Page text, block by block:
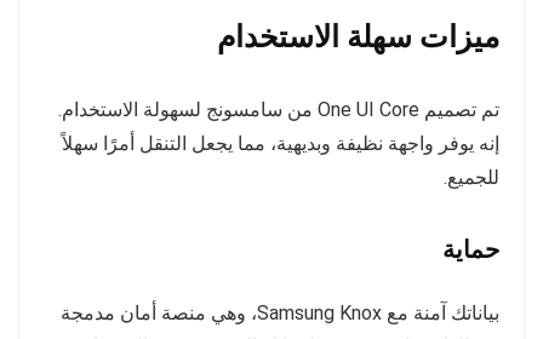
ميزات سهلة الاستخدام
تم تصميم One UI Core من سامسونج لسهولة الاستخدام.
إنه يوفر واجهة نظيفة وبديهية، مما يجعل التنقل أمرًا سهلاً
للجميع.
حماية
بياناتك آمنة مع Samsung Knox، وهي منصة أمان مدمجة